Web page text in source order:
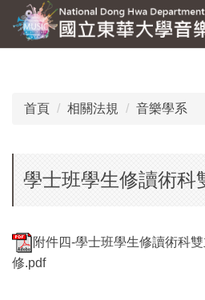
到
主
首頁 相關法規 音樂學系
學士班學生修讀術科
附件四-學士班學生修讀術科
修.pdf